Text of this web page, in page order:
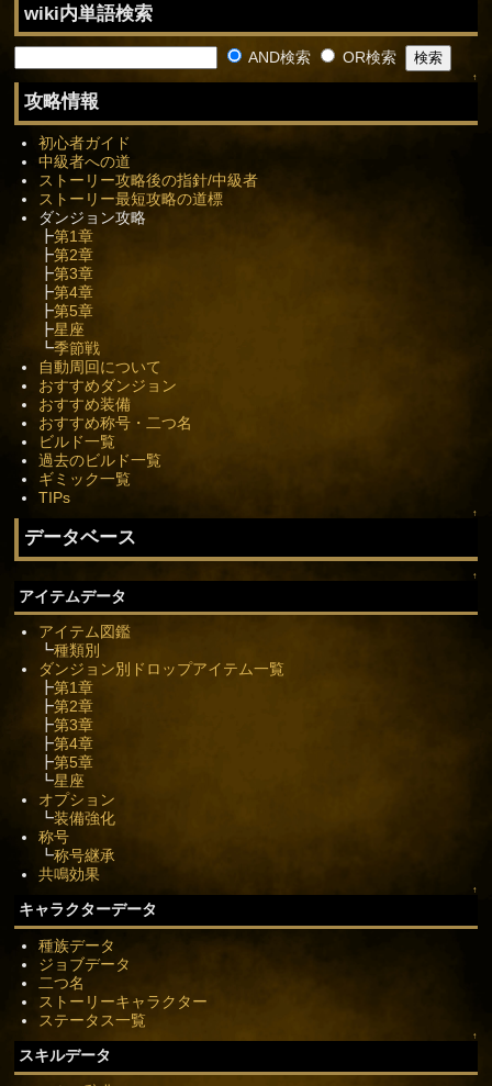
wiki内単語検索
AND検索 OR検索
↑
攻略情報
初心者ガイド
中級者への道
ストーリー攻略後の指針/中級者
ストーリー最短攻略の道標
ダンジョン攻略
┣第1章
┣第2章
┣第3章
┣第4章
┣第5章
┣星座
┗季節戦
自動周回について
おすすめダンジョン
おすすめ装備
おすすめ称号・二つ名
ビルド一覧
過去のビルド一覧
ギミック一覧
TIPs
↑
データベース
↑
アイテムデータ
アイテム図鑑
┗種類別
ダンジョン別ドロップアイテム一覧
┣第1章
┣第2章
┣第3章
┣第4章
┣第5章
┗星座
オプション
┗装備強化
称号
┗称号継承
共鳴効果
↑
キャラクターデータ
種族データ
ジョブデータ
二つ名
ストーリーキャラクター
ステータス一覧
↑
スキルデータ